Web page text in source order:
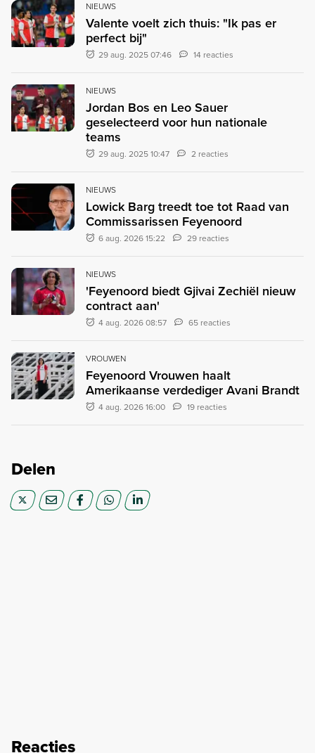
NIEUWS
Valente voelt zich thuis: "Ik pas er
perfect bij"
29 aug. 2025 07:46 14 reacties
NIEUWS
Jordan Bos en Leo Sauer
geselecteerd voor hun nationale
teams
29 aug. 2025 10:47 2 reacties
NIEUWS
Lowick Barg treedt toe tot Raad van
Commissarissen Feyenoord
6 aug. 2026 15:22 29 reacties
NIEUWS
'Feyenoord biedt Gjivai Zechiël nieuw
contract aan'
4 aug. 2026 08:57 65 reacties
VROUWEN
Feyenoord Vrouwen haalt
Amerikaanse verdediger Avani Brandt
4 aug. 2026 16:00 19 reacties
Delen
Reacties